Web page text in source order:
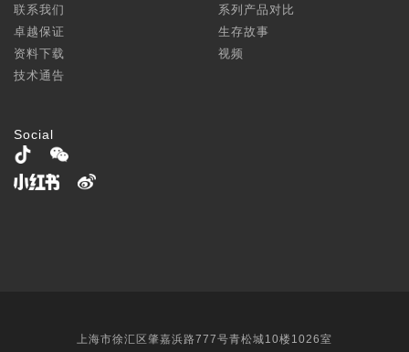
联系我们
卓越保证
资料下载
技术通告
系列产品对比
生存故事
视频
Social
上海市徐汇区肇嘉浜路777号青松城10楼1026室